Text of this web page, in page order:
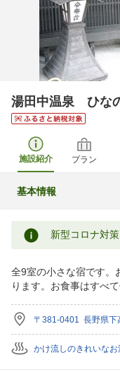
湯田中温泉 ひな
施設紹介 プラン
基本情報
新型コロナ対
全9室の小さな宿です。
ります。お食事はすべ
〒381-0401 長野県下
かけ流しのきれいなお